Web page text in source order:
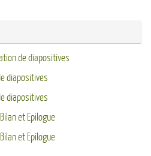
de diapositives
diapositives
diapositives
et Epilogue
et Epilogue